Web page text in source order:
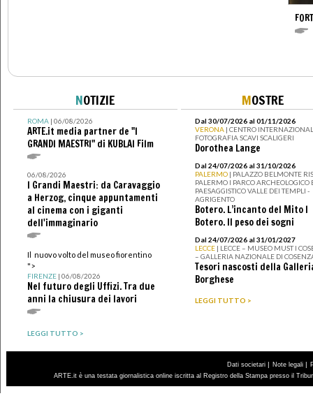
NOTIZIE
ROMA| 06/08/2026
ARTE.it media partner de "I
GRANDI MAESTRI" di KUBLAI Film
06/08/2026
I Grandi Maestri: da Caravaggio
a Herzog, cinque appuntamenti
al cinema con i giganti
dell'immaginario
Il nuovo volto del museo fiorentino
">
FIRENZE| 06/08/2026
Nel futuro degli Uffizi. Tra due
anni la chiusura dei lavori
LEGGI TUTTO >
MOSTRE
Dal 30/07/2026 al 01/11/2026
VERONA | CENTRO
FOTOGRAFIA SCAVI SCALIGERI
Dorothea Lange
Dal 24/07/2026 al 31/10/2026
PALERMO | PALAZZO BELMONTE
PALERMO I PARCO ARCHEOLOGICO
PAESAGGISTICO VALLE DEI TEMPLI -
AGRIGENTO
Botero. L’incanto del Mito I
Botero. Il peso dei sogni
Dal 24/07/2026 al 31/01/2027
LECCE | LECCE – MUSEO MUST I
– GALLERIA NAZIONALE DI
Tesori nascosti della
Borghese
LEGGI TUTTO >
Dati societari | Note legali |
ARTE.it è una testata giornalistica online iscritta al Registro della Stampa presso il